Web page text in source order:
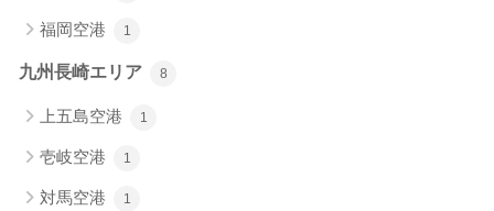
福岡空港 1
九州長崎エリア 8
上五島空港 1
壱岐空港 1
対馬空港 1